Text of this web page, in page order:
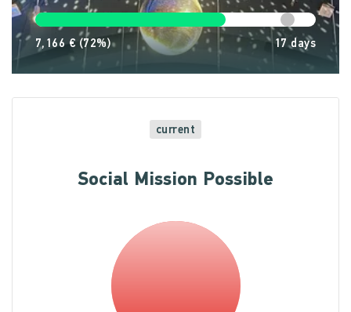
7,166 € (72%) 17 days
current
Social Mission Possible